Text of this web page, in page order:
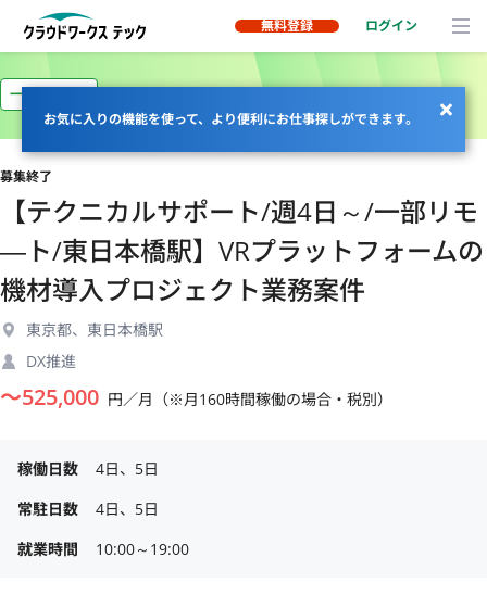
無料登録 ログイン
お気に入りの機能を使って、より便利にお仕事探しができます。
一部リモート
募集終了
【テクニカルサポート/週4日～/一部リモ
―ト/東日本橋駅】VRプラットフォームの
機材導入プロジェクト業務案件
東京都、東日本橋駅
DX推進
〜525,000 円／月（※月160時間稼働の場合・税別）
稼働日数
4日、5日
常駐日数
4日、5日
就業時間
10:00～19:00